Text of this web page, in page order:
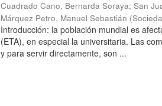
Cuadrado Cano, Bernarda Soraya;San
Márquez Petro, Manuel Sebastián (
Introducción: la población mundial es
(ETA), en especial la universitaria. Las
y para servir directamente, son ...